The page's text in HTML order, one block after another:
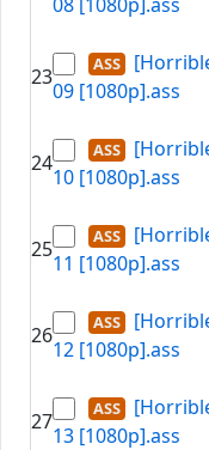
23
09 [1080p].ass
24
10 [1080p].ass
25
11 [1080p].ass
26
12 [1080p].ass
27
13 [1080p].ass